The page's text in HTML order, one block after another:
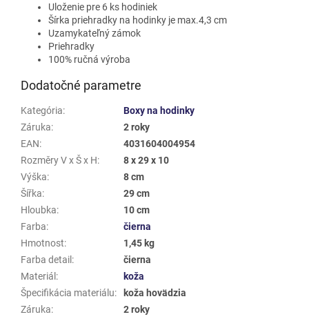
Uloženie pre 6 ks hodiniek
Šírka priehradky na hodinky je max.4,3 cm
Uzamykateľný zámok
Priehradky
100% ručná výroba
Dodatočné parametre
Kategória:
Boxy na hodinky
Záruka:
2 roky
EAN:
4031604004954
Rozměry V x Š x H:
8 x 29 x 10
Výška:
8 cm
Šířka:
29 cm
Hloubka:
10 cm
Farba:
čierna
Hmotnost:
1,45 kg
Farba detail :
čierna
Materiál :
koža
Špecifikácia materiálu:
koža hovädzia
Záruka: 2 roky